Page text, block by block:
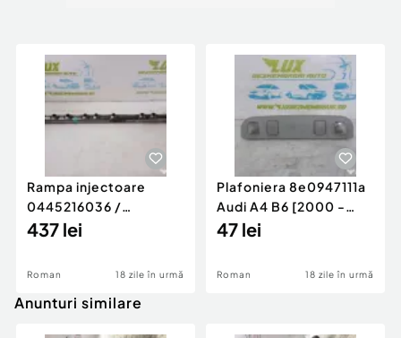
Rampa injectoare
0445216036 /
780542302 3.0 d 313
437 lei
Roman 18 zile în urmă
Plafoniera 8e0947111a
Audi A4 B6 [2000 -
2005]
47 lei
Roman 18 zile în urmă
Anunturi similare